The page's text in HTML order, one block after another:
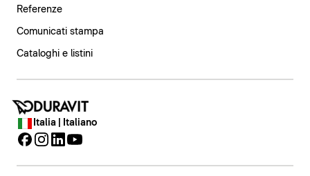
Referenze
Comunicati stampa
Cataloghi e listini
Italia | Italiano